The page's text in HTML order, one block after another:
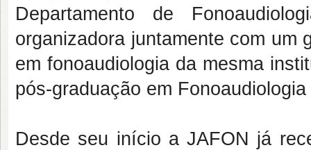
Departamento de
organizadora juntamente com um
em fonoaudiologia da mesma
pós-graduação em
Desde seu início a JAFON já